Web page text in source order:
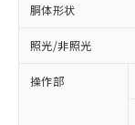
胴体形状
照光/非照光
操作部